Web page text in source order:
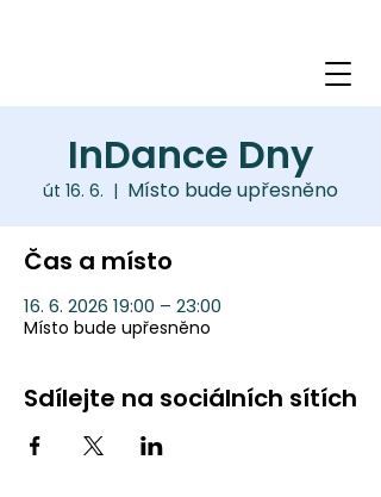
InDance Dny
út 16. 6.
  |
Místo bude upřesněno
Čas a místo
16. 6. 2026 19:00 – 23:00
Místo bude upřesněno
Sdílejte na sociálních sítích